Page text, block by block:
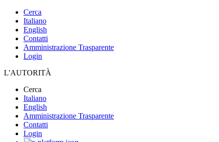
Cerca
Italiano
English
Contatti
Amministrazione Trasparente
Login
L'AUTORITÀ
Cerca
Italiano
English
Amministrazione Trasparente
Contatti
Login